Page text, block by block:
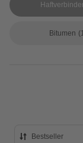
Bitumen
Bestseller